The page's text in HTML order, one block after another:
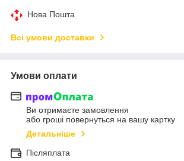
Нова Пошта
Всі умови доставки
Умови оплати
Ви отримаєте замовлення
або гроші повернуться на вашу картку
Детальніше
Післяплата